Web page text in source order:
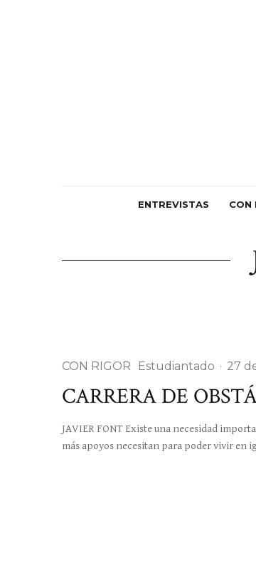
ENTREVISTAS CON
CON RIGOR Estudiantado · 27
CARRERA DE
JAVIER FONT Existe una necesidad
más apoyos necesitan para poder vivir en